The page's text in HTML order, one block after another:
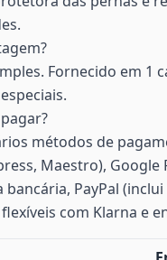
Fornecido em 1
métodos de
Maestro), Google
PayPal
com Klarna e